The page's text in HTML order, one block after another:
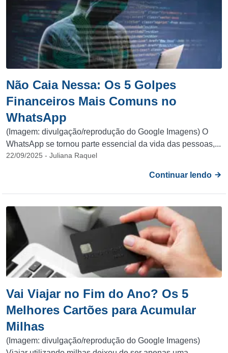
Não Caia Nessa: Os 5 Golpes
Financeiros Mais Comuns no
WhatsApp
(Imagem: divulgação/reprodução do Google Imagens) O
WhatsApp se tornou parte essencial da vida das pessoas,...
22/09/2025 - Juliana Raquel
Continuar lendo
Vai Viajar no Fim do Ano? Os 5
Melhores Cartões para Acumular
Milhas
(Imagem: divulgação/reprodução do Google Imagens)